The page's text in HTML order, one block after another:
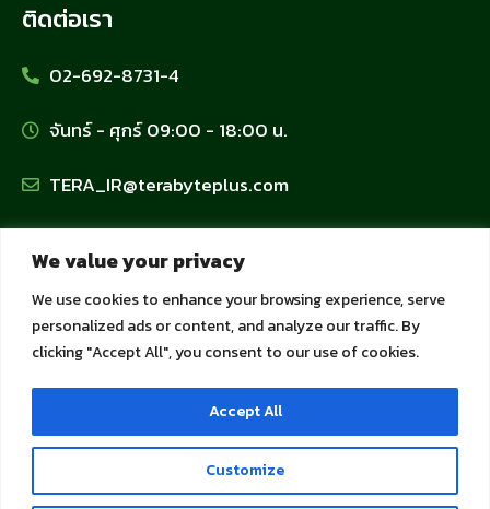
We value your privacy
We use cookies to enhance your browsing experience, serve
personalized ads or content, and analyze our traffic. By
clicking "Accept All", you consent to our use of cookies.
Customize
Accept All
ติดต่อเรา
02-692-8731-4
จันทร์ - ศุกร์ 09:00 - 18:00 น.
TERA_IR@terabyteplus.com
นโยบายข้อมูลส่วนบุคคล
นโยบายคุ้มครองข้อมูลส่วนบุคคล
นโยบายการใช้คุกกี้
นโยบายความเป็นส่วนตัวสำหรับลูกค้าและพันธมิตร